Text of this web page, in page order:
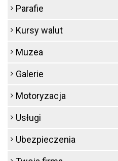
Parafie
Kursy walut
Muzea
Galerie
Motoryzacja
Usługi
Ubezpieczenia